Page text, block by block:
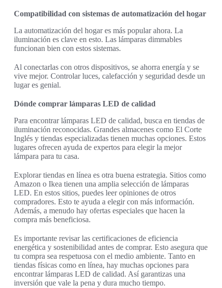
Compatibilidad con sistemas de automatización del hogar
La automatización del hogar es más popular ahora. La
iluminación es clave en esto. Las lámparas dimmables
funcionan bien con estos sistemas.
Al conectarlas con otros dispositivos, se ahorra energía y se
vive mejor. Controlar luces, calefacción y seguridad desde un
lugar es genial.
Dónde comprar lámparas LED de calidad
Para encontrar lámparas LED de calidad, busca en tiendas de
iluminación reconocidas. Grandes almacenes como El Corte
Inglés y tiendas especializadas tienen muchas opciones. Estos
lugares ofrecen ayuda de expertos para elegir la mejor
lámpara para tu casa.
Explorar tiendas en línea es otra buena estrategia. Sitios como
Amazon o Ikea tienen una amplia selección de lámparas
LED. En estos sitios, puedes leer opiniones de otros
compradores. Esto te ayuda a elegir con más información.
Además, a menudo hay ofertas especiales que hacen la
compra más beneficiosa.
Es importante revisar las certificaciones de eficiencia
energética y sostenibilidad antes de comprar. Esto asegura que
tu compra sea respetuosa con el medio ambiente. Tanto en
tiendas físicas como en línea, hay muchas opciones para
encontrar lámparas LED de calidad. Así garantizas una
inversión que vale la pena y dura mucho tiempo.